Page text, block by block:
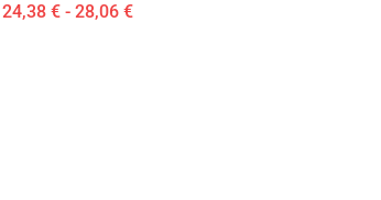
24,38 € - 28,06 €